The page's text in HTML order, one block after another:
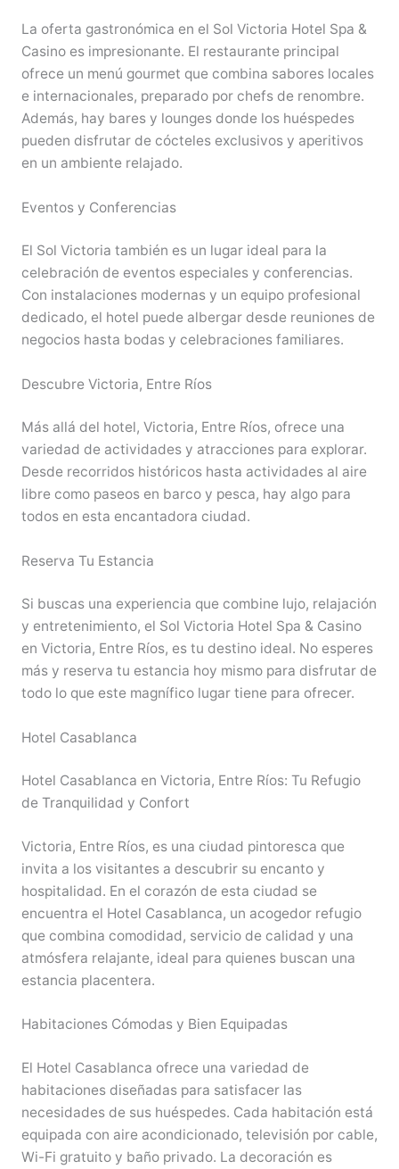
La oferta gastronómica en el Sol Victoria Hotel Spa &
Casino es impresionante. El restaurante principal
ofrece un menú gourmet que combina sabores locales
e internacionales, preparado por chefs de renombre.
Además, hay bares y lounges donde los huéspedes
pueden disfrutar de cócteles exclusivos y aperitivos
en un ambiente relajado.
Eventos y Conferencias
El Sol Victoria también es un lugar ideal para la
celebración de eventos especiales y conferencias.
Con instalaciones modernas y un equipo profesional
dedicado, el hotel puede albergar desde reuniones de
negocios hasta bodas y celebraciones familiares.
Descubre Victoria, Entre Ríos
Más allá del hotel, Victoria, Entre Ríos, ofrece una
variedad de actividades y atracciones para explorar.
Desde recorridos históricos hasta actividades al aire
libre como paseos en barco y pesca, hay algo para
todos en esta encantadora ciudad.
Reserva Tu Estancia
Si buscas una experiencia que combine lujo, relajación
y entretenimiento, el Sol Victoria Hotel Spa & Casino
en Victoria, Entre Ríos, es tu destino ideal. No esperes
más y reserva tu estancia hoy mismo para disfrutar de
todo lo que este magnífico lugar tiene para ofrecer.
Hotel Casablanca
Hotel Casablanca en Victoria, Entre Ríos: Tu Refugio
de Tranquilidad y Confort
Victoria, Entre Ríos, es una ciudad pintoresca que
invita a los visitantes a descubrir su encanto y
hospitalidad. En el corazón de esta ciudad se
encuentra el Hotel Casablanca, un acogedor refugio
que combina comodidad, servicio de calidad y una
atmósfera relajante, ideal para quienes buscan una
estancia placentera.
Habitaciones Cómodas y Bien Equipadas
El Hotel Casablanca ofrece una variedad de
habitaciones diseñadas para satisfacer las
necesidades de sus huéspedes. Cada habitación está
equipada con aire acondicionado, televisión por cable,
Wi-Fi gratuito y baño privado. La decoración es